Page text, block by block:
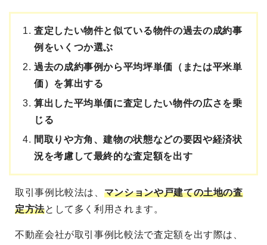
査定したい物件と似ている物件の過去の成約事
例をいくつか選ぶ
過去の成約事例から平均坪単価（または平米単
価）を算出する
算出した平均単価に査定したい物件の広さを乗
じる
間取りや方角、建物の状態などの要因や経済状
況を考慮して最終的な査定額を出す
取引事例比較法は、 マンションや戸建ての土地の査
定方法として多く利用されます。
不動産会社が取引事例比較法で査定額を出す際は、